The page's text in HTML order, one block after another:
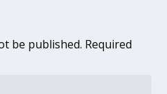
be published. Required